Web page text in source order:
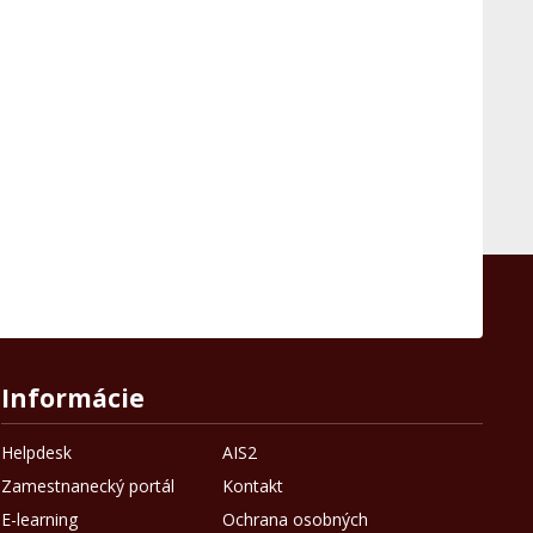
Informácie
Helpdesk
Zamestnanecký portál
E-learning
AIS2
Kontakt
Ochrana osobných